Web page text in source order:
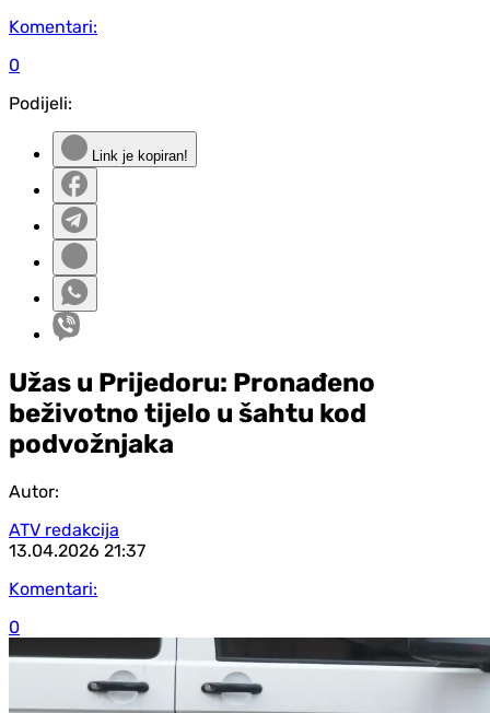
Komentari:
0
Podijeli:
Link je kopiran!
Užas u Prijedoru: Pronađeno
beživotno tijelo u šahtu kod
podvožnjaka
Autor:
ATV redakcija
13.04.2026 21:37
Komentari:
0